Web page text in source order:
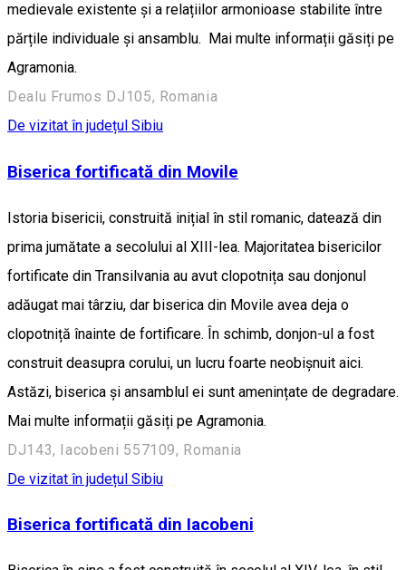
medievale existente și a relațiilor armonioase stabilite între
părțile individuale și ansamblu. Mai multe informații găsiți pe
Agramonia.
Dealu Frumos DJ105, Romania
De vizitat în județul Sibiu
Biserica fortificată din Movile
Istoria bisericii, construită inițial în stil romanic, datează din
prima jumătate a secolului al XIII-lea. Majoritatea bisericilor
fortificate din Transilvania au avut clopotnița sau donjonul
adăugat mai târziu, dar biserica din Movile avea deja o
clopotniță înainte de fortificare. În schimb, donjon-ul a fost
construit deasupra corului, un lucru foarte neobișnuit aici.
Astăzi, biserica și ansamblul ei sunt amenințate de degradare.
Mai multe informații găsiți pe Agramonia.
DJ143, Iacobeni 557109, Romania
De vizitat în județul Sibiu
Biserica fortificată din Iacobeni